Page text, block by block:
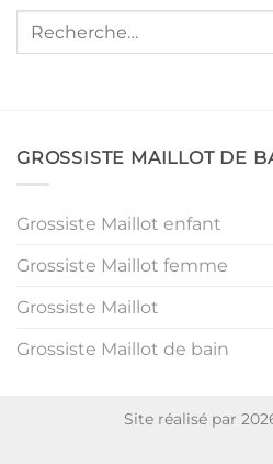
GROSSISTE MAILLOT DE
Grossiste Maillot enfant
Grossiste Maillot femme
Grossiste Maillot
Grossiste Maillot de bain
Site réalisé par